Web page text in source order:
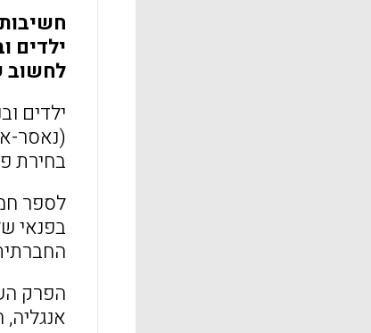
ילדים
לחשוב
ילדים
בחירת
לספר
בפנאי
הפרק
אנגליה,